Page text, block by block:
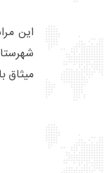
این
میثاق